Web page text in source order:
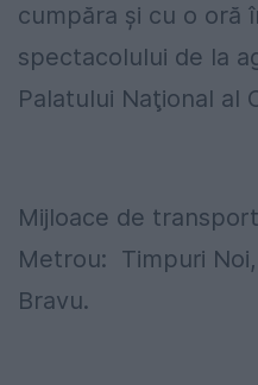
cumpăra şi cu o oră
spectacolului de la
Palatului Naţional al
Mijloace de
Metrou: Timpuri
Bravu.